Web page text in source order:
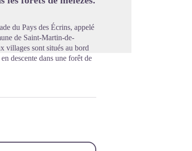
du Pays des Écrins, appelé
de Saint-Martin-de-
villages sont situés au bord
descente dans une forêt de